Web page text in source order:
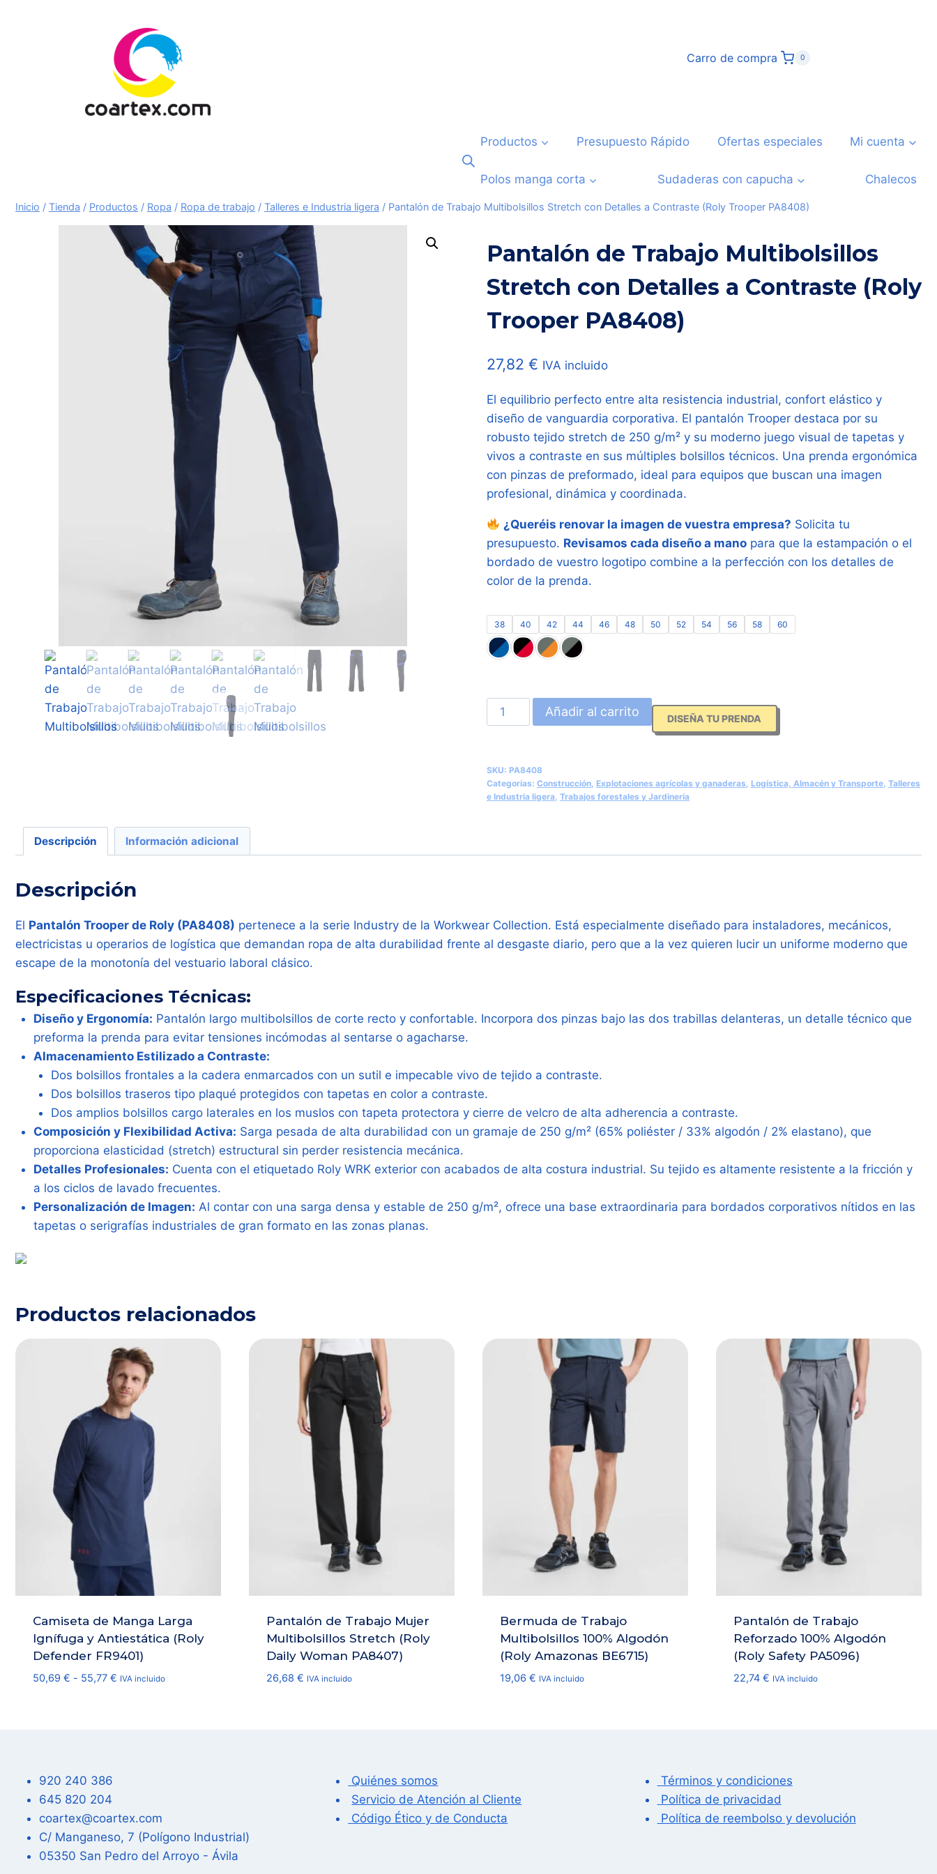
Carro de compra
0
Productos Presupuesto Rápido Ofertas especiales Mi cuenta
Polos manga corta Sudaderas con capucha Chalecos
Inicio / Tienda / Productos / Ropa / Ropa de trabajo / Talleres e Industria ligera / Pantalón de Trabajo Multibolsillos Stretch con Detalles a Contraste (Roly Trooper PA8408)
Pantalón de Trabajo Multibolsillos
Stretch con Detalles a Contraste (Roly
Trooper PA8408)
27,82 € IVA incluido
El equilibrio perfecto entre alta resistencia industrial, confort elástico y
diseño de vanguardia corporativa. El pantalón Trooper destaca por su
robusto tejido stretch de 250 g/m² y su moderno juego visual de tapetas y
vivos a contraste en sus múltiples bolsillos técnicos. Una prenda ergonómica
con pinzas de preformado, ideal para equipos que buscan una imagen
profesional, dinámica y coordinada.
¿Queréis renovar la imagen de vuestra empresa? Solicita tu
presupuesto. Revisamos cada diseño a mano para que la estampación o el
bordado de vuestro logotipo combine a la perfección con los detalles de
color de la prenda.
38 40 42 44 46 48 50 52 54 56 58 60
Pantalón
de
Stretch
con
Contraste
cantidad
Añadir al carrito DISEÑA TU PRENDA
SKU: PA8408
Categorías: Construcción, Explotaciones agrícolas y ganaderas, Logística, Almacén y Transporte, Talleres
e Industria ligera, Trabajos forestales y Jardinería
Descripción Información adicional
Descripción
El Pantalón Trooper de Roly (PA8408) pertenece a la serie Industry de la Workwear Collection. Está especialmente diseñado para instaladores, mecánicos,
electricistas u operarios de logística que demandan ropa de alta durabilidad frente al desgaste diario, pero que a la vez quieren lucir un uniforme moderno que
escape de la monotonía del vestuario laboral clásico.
Especificaciones Técnicas:
Diseño y Ergonomía: Pantalón largo multibolsillos de corte recto y confortable. Incorpora dos pinzas bajo las dos trabillas delanteras, un detalle técnico que
preforma la prenda para evitar tensiones incómodas al sentarse o agacharse.
Almacenamiento Estilizado a Contraste:
Dos bolsillos frontales a la cadera enmarcados con un sutil e impecable vivo de tejido a contraste.
Dos bolsillos traseros tipo plaqué protegidos con tapetas en color a contraste.
Dos amplios bolsillos cargo laterales en los muslos con tapeta protectora y cierre de velcro de alta adherencia a contraste.
Composición y Flexibilidad Activa: Sarga pesada de alta durabilidad con un gramaje de 250 g/m² (65% poliéster / 33% algodón / 2% elastano), que
proporciona elasticidad (stretch) estructural sin perder resistencia mecánica.
Detalles Profesionales: Cuenta con el etiquetado Roly WRK exterior con acabados de alta costura industrial. Su tejido es altamente resistente a la fricción y
a los ciclos de lavado frecuentes.
Personalización de Imagen: Al contar con una sarga densa y estable de 250 g/m², ofrece una base extraordinaria para bordados corporativos nítidos en las
tapetas o serigrafías industriales de gran formato en las zonas planas.
Productos relacionados
Camiseta de Manga Larga
Ignífuga y Antiestática (Roly
Defender FR9401)
50,69 € - 55,77 €Rango
IVA incluido
Pantalón de Trabajo Mujer
Multibolsillos Stretch (Roly
Daily Woman PA8407)
26,68 € IVA incluido
Bermuda de Trabajo
Multibolsillos 100% Algodón
(Roly Amazonas BE6715)
19,06 € IVA incluido
Pantalón de Trabajo
Reforzado 100% Algodón
(Roly Safety PA5096)
22,74 € IVA incluido
920 240 386
645 820 204
coartex@coartex.com
C/ Manganeso, 7 (Polígono Industrial)
05350 San Pedro del Arroyo - Ávila
Quiénes somos
Servicio de Atención al Cliente
Código Ético y de Conducta
Términos y condiciones
Política de privacidad
Política de reembolso y devolución